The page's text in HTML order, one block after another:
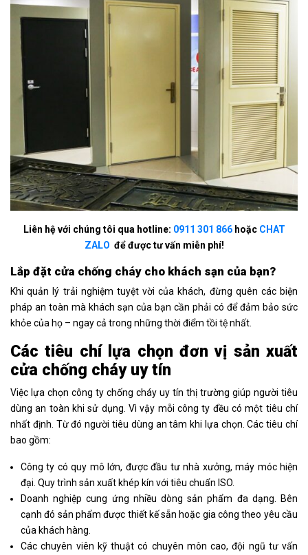
Liên hệ với chúng tôi qua hotline: 0911 301 866hoặcCHAT
ZALO để được tư vấn miễn phí!
Lắp đặt cửa chống cháy cho khách sạn của bạn?
Khi quản lý trải nghiệm tuyệt vời của khách, đừng quên các biện
pháp an toàn mà khách sạn của bạn cần phải có để đảm bảo sức
khỏe của họ – ngay cả trong những thời điểm tồi tệ nhất.
Các tiêu chí lựa chọn đơn vị sản xuất
cửa chống cháy uy tín
Việc lựa chọn công ty chống cháy uy tín thị trường giúp người tiêu
dùng an toàn khi sử dụng. Vì vậy mỗi công ty đều có một tiêu chí
nhất định. Từ đó người tiêu dùng an tâm khi lựa chọn. Các tiêu chí
bao gồm:
Công ty có quy mô lớn, được đầu tư nhà xưởng, máy móc hiện
đại. Quy trình sản xuất khép kín với tiêu chuẩn ISO.
Doanh nghiệp cung ứng nhiều dòng sản phẩm đa dạng. Bên
cạnh đó sản phẩm được thiết kế sẵn hoặc gia công theo yêu cầu
của khách hàng.
Các chuyên viên kỹ thuật có chuyên môn cao, đội ngũ tư vấn